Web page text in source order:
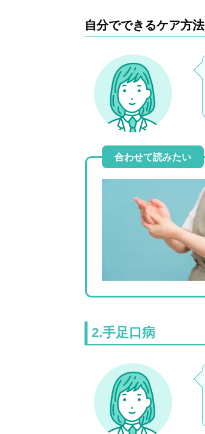
自分でできるケア方法
合わせて読みたい
2.手足口病